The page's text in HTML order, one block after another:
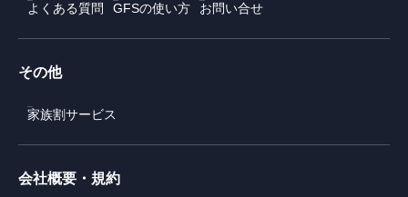
よくある質問 GFSの使い方 お問い合せ
その他
家族割サービス
会社概要・規約